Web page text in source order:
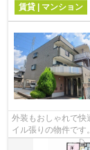
賃貸 | マンション
外装もおしゃれで快
イル張りの物件で
ください。レフィナ